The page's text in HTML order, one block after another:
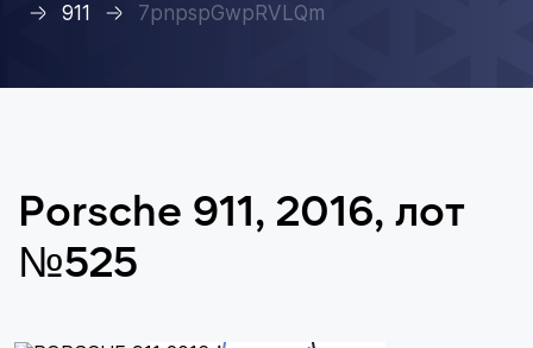
911
7pnpspGwpRVLQm
Porsche 911, 2016, лот
№525